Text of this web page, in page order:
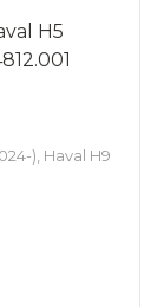
H5
), Haval H9